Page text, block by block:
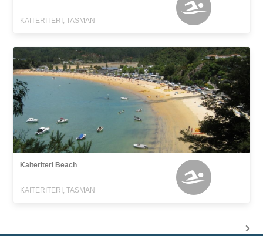
KAITERITERI, TASMAN
Kaiteriteri Beach
KAITERITERI, TASMAN